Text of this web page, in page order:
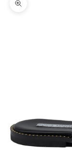
Zoom picture